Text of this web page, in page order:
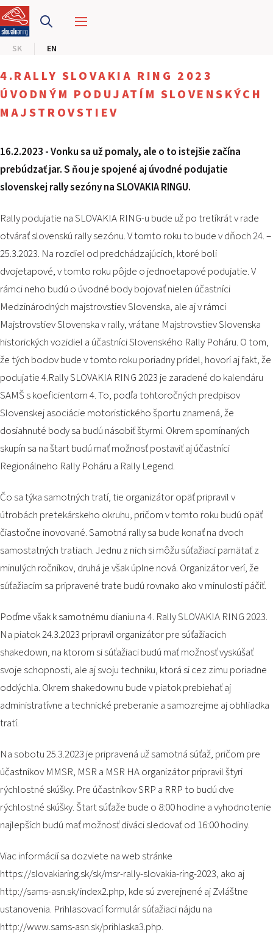
SK EN
SLOVAKIA RING
CENTER OF SAFE DRIVING
HOTEL RING
CALENDAR
EN
SK
E-SHOP AND TICKETS
CORPORATE EVENTS
2026 EVENTS
CONTACTS
4.RALLY SLOVAKIA RING 2023
ÚVODNÝM PODUJATÍM SLOVENSKÝCH
MAJSTROVSTIEV
16.2.2023 - Vonku sa už pomaly, ale o to istejšie začína
prebúdzať jar. S ňou je spojené aj úvodné podujatie
slovenskej rally sezóny na SLOVAKIA RINGU.
Rally podujatie na SLOVAKIA RING-u bude už po tretíkrát v rade
otvárať slovenskú rally sezónu. V tomto roku to bude v dňoch 24. –
25.3.2023. Na rozdiel od predchádzajúcich, ktoré boli
dvojetapové, v tomto roku pôjde o jednoetapové podujatie. V
rámci neho budú o úvodné body bojovať nielen účastníci
Medzinárodných majstrovstiev Slovenska, ale aj v rámci
Majstrovstiev Slovenska v rally, vrátane Majstrovstiev Slovenska
historických vozidiel a účastníci Slovenského Rally Poháru. O tom,
že tých bodov bude v tomto roku poriadny prídel, hovorí aj fakt, že
podujatie 4.Rally SLOVAKIA RING 2023 je zaradené do kalendáru
SAMŠ s koeficientom 4. To, podľa tohtoročných predpisov
Slovenskej asociácie motoristického športu znamená, že
dosiahnuté body sa budú násobiť štyrmi. Okrem spomínaných
skupín sa na štart budú mať možnosť postaviť aj účastníci
Regionálneho Rally Poháru a Rally Legend.
Čo sa týka samotných tratí, tie organizátor opäť pripravil v
útrobách pretekárskeho okruhu, pričom v tomto roku budú opäť
čiastočne inovované. Samotná rally sa bude konať na dvoch
samostatných tratiach. Jednu z nich si môžu súťažiaci pamätať z
minulých ročníkov, druhá je však úplne nová. Organizátor verí, že
súťažiacim sa pripravené trate budú rovnako ako v minulosti páčiť.
Poďme však k samotnému dianiu na 4. Rally SLOVAKIA RING 2023.
Na piatok 24.3.2023 pripravil organizátor pre súťažiacich
shakedown, na ktorom si súťažiaci budú mať možnosť vyskúšať
svoje schopnosti, ale aj svoju techniku, ktorá si cez zimu poriadne
oddýchla. Okrem shakedownu bude v piatok prebiehať aj
administratívne a technické preberanie a samozrejme aj obhliadka
tratí.
Na sobotu 25.3.2023 je pripravená už samotná súťaž, pričom pre
účastníkov MMSR, MSR a MSR HA organizátor pripravil štyri
rýchlostné skúšky. Pre účastníkov SRP a RRP to budú dve
rýchlostné skúšky. Štart súťaže bude o 8:00 hodine a vyhodnotenie
najlepších budú mať možnosť diváci sledovať od 16:00 hodiny.
Viac informácií sa dozviete na web stránke
https://slovakiaring.sk/sk/msr-rally-slovakia-ring-2023, ako aj
http://sams-asn.sk/index2.php, kde sú zverejnené aj Zvláštne
ustanovenia. Prihlasovací formulár súťažiaci nájdu na
http://www.sams-asn.sk/prihlaska3.php.